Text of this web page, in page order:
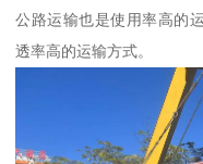
公路运输也是使用率高的
透率高的运输方式。